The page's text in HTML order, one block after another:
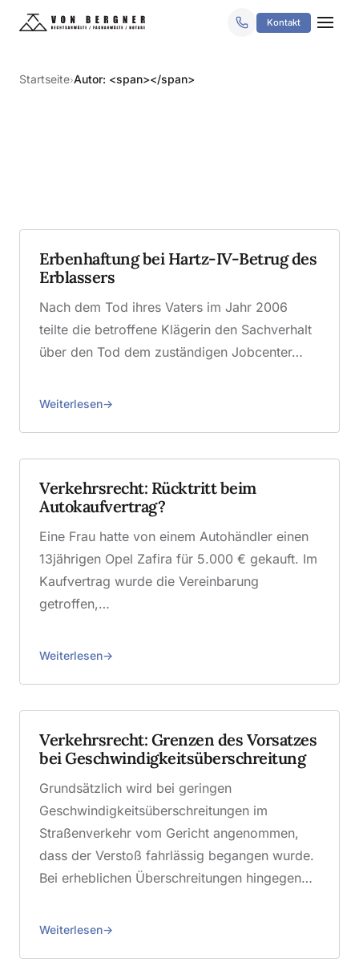
Kontakt
Startseite›Autor: <span></span>
Erbenhaftung bei Hartz-IV-Betrug des
Erblassers
Nach dem Tod ihres Vaters im Jahr 2006
teilte die betroffene Klägerin den Sachverhalt
über den Tod dem zuständigen Jobcenter…
Weiterlesen
Verkehrsrecht: Rücktritt beim
Autokaufvertrag?
Eine Frau hatte von einem Autohändler einen
13jährigen Opel Zafira für 5.000 € gekauft. Im
Kaufvertrag wurde die Vereinbarung
getroffen,…
Weiterlesen
Verkehrsrecht: Grenzen des Vorsatzes
bei Geschwindigkeitsüberschreitung
Grundsätzlich wird bei geringen
Geschwindigkeitsüberschreitungen im
Straßenverkehr vom Gericht angenommen,
dass der Verstoß fahrlässig begangen wurde.
Bei erheblichen Überschreitungen hingegen…
Weiterlesen